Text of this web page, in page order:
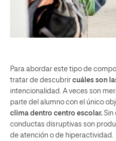
Para abordar este tipo de
tratar de descubrir cuáles son
intencionalidad. A veces son
parte del alumno con el único
clima dentro centro escolar. Sin
conductas disruptivas son
de atención o de hiperactividad.